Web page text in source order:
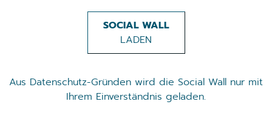
SOCIAL WALL
LADEN
Aus Datenschutz-Gründen wird die Social Wall nur mit
Ihrem Einverständnis geladen.